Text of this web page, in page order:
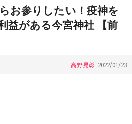
お参りしたい！疫神を
益がある今宮神社 【前
高野晃彰 2022/01/23